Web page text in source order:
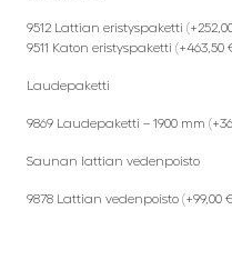
9512 Lattian eristyspaketti
9511 Katon eristyspaketti (+463,50
Laudepaketti
9869 Laudepaketti – 1900 mm
Saunan lattian vedenpoisto
9878 Lattian vedenpoisto (+99,00